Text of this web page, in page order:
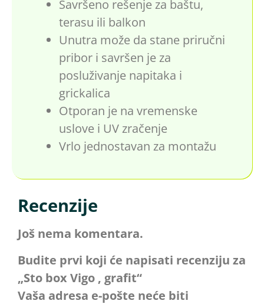
Savršeno rešenje za baštu,
terasu ili balkon
Unutra može da stane priručni
pribor i savršen je za
posluživanje napitaka i
grickalica
Otporan je na vremenske
uslove i UV zračenje
Vrlo jednostavan za montažu
Recenzije
Još nema komentara.
Budite prvi koji će napisati recenziju za
„Sto box Vigo , grafit“
Vaša adresa e-pošte neće biti